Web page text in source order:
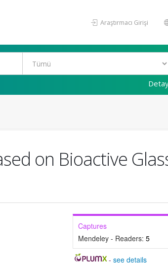
Araştırmacı Girişi
on Bioactive
Captures
Mendeley - Readers: 5
-see details